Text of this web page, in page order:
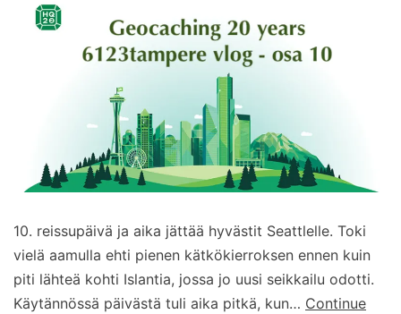
10. reissupäivä ja aika jättää hyvästit Seattlelle. Toki
vielä aamulla ehti pienen kätkökierroksen ennen kuin
piti lähteä kohti Islantia, jossa jo uusi seikkailu odotti.
Käytännössä päivästä tuli aika pitkä, kun… Continue